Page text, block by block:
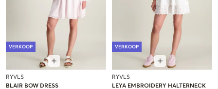
VERKOOP
RYVLS
BLAIR BOW DRESS
VERKOOP
RYVLS
LEYA EMBROIDERY HALTERNECK